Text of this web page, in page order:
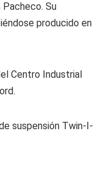
Su
producido en
Centro Industrial
suspensión Twin-I-